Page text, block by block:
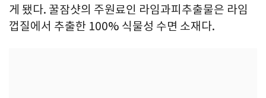
게 됐다. 꿀잠샷의 주원료인 라임과피추출물은 라임
껍질에서 추출한 100% 식물성 수면 소재다.